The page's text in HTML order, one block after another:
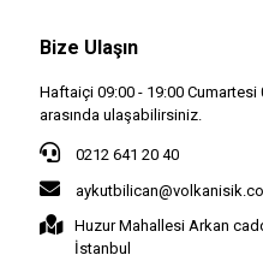
Bize Ulaşın
Haftaiçi 09:00 - 19:00 Cumartesi
arasında ulaşabilirsiniz.
0212 641 20 40
Huzur Mahallesi Arkan
İstanbul